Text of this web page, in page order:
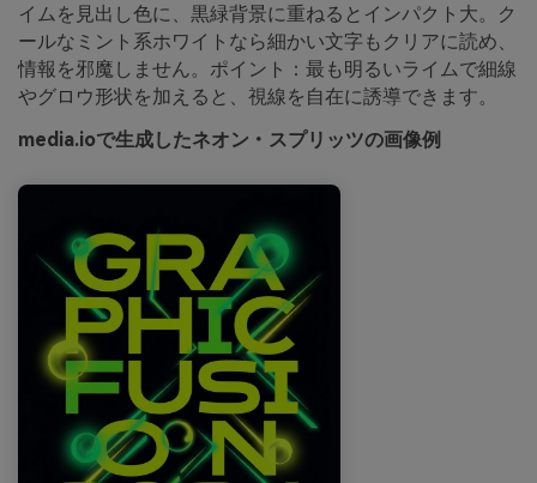
イムを見出し色に、黒緑背景に重ねるとインパクト大。ク
ールなミント系ホワイトなら細かい文字もクリアに読め、
情報を邪魔しません。ポイント：最も明るいライムで細線
やグロウ形状を加えると、視線を自在に誘導できます。
media.ioで生成したネオン・スプリッツの画像例